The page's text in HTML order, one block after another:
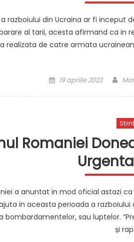
razboiului din Ucraina ar fi inceput
al tarii, acesta afirmand ca in
realizata de catre armata
Posted
19 aprilie 2022
Romaniei
a anuntat in mod oficial astazi
in aceasta perioada a
sau luptelor.
și